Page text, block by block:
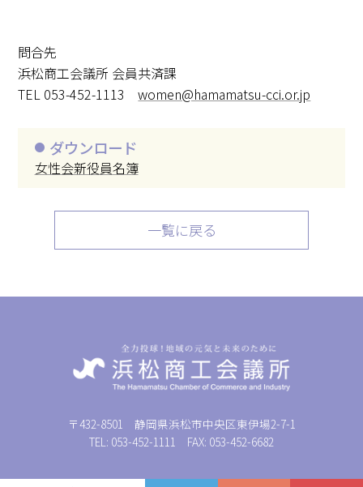
問合先
浜松商工会議所 会員共済課
TEL 053-452-1113women@hamamatsu-cci.or.jp
ダウンロード
女性会新役員名簿
一覧に戻る
〒432-8501 静岡県浜松市中央区東伊場2-7-1
TEL: 053-452-1111 FAX: 053-452-6682